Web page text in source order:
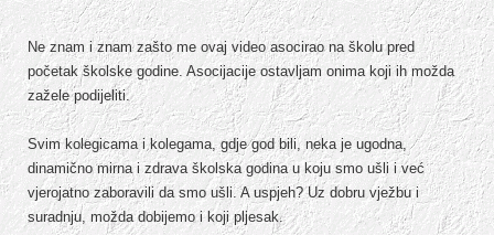
Ne znam i znam zašto me ovaj video asocirao na školu pred
početak školske godine. Asocijacije ostavljam onima koji ih možda
zažele podijeliti.
Svim kolegicama i kolegama, gdje god bili, neka je ugodna,
dinamično mirna i zdrava školska godina u koju smo ušli i već
vjerojatno zaboravili da smo ušli. A uspjeh? Uz dobru vježbu i
suradnju, možda dobijemo i koji pljesak.